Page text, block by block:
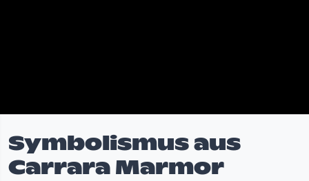
Symbolismus aus
Carrara Marmor